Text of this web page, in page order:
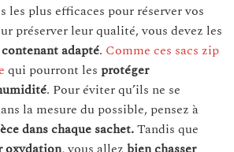
les plus efficaces pour réserver vos
préserver leur qualité, vous devez les
adapté. Comme ces sacs zip
qui pourront les protéger
. Pour éviter qu’ils ne se
la mesure du possible, pensez à
dans chaque sachet.Tandis que